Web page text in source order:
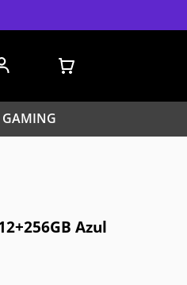
GAMING
Azul